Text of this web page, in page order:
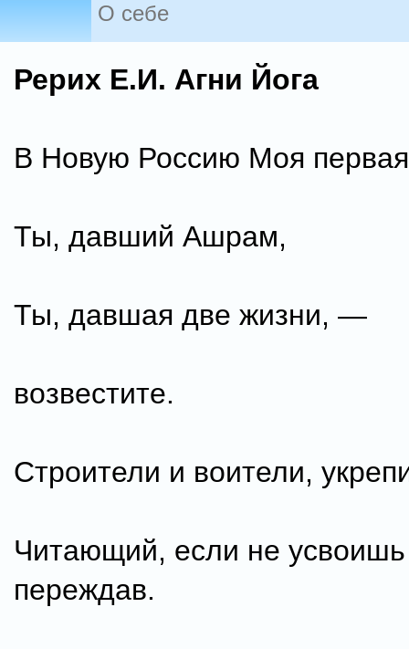
О себе
Рерих Е.И. Агни Йога
В Новую Россию Моя первая
Ты, давший Ашрам,
Ты, давшая две жизни, —
возвестите.
Строители и воители,
Читающий, если не
переждав.